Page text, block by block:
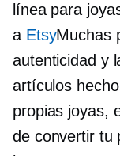
línea para
a EtsyMuchas
autenticidad y
artículos
propias joyas,
de convertir tu